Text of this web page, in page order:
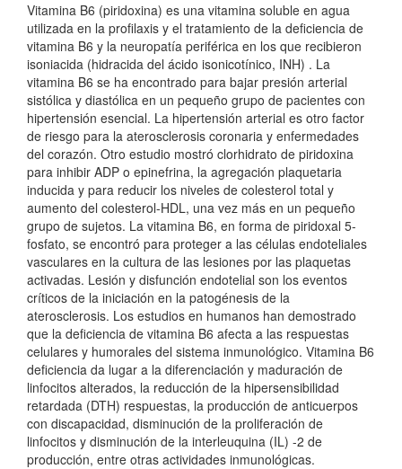
Vitamina B6 (piridoxina) es una vitamina soluble en agua
utilizada en la profilaxis y el tratamiento de la deficiencia de
vitamina B6 y la neuropatía periférica en los que recibieron
isoniacida (hidracida del ácido isonicotínico, INH) . La
vitamina B6 se ha encontrado para bajar presión arterial
sistólica y diastólica en un pequeño grupo de pacientes con
hipertensión esencial. La hipertensión arterial es otro factor
de riesgo para la aterosclerosis coronaria y enfermedades
del corazón. Otro estudio mostró clorhidrato de piridoxina
para inhibir ADP o epinefrina, la agregación plaquetaria
inducida y para reducir los niveles de colesterol total y
aumento del colesterol-HDL, una vez más en un pequeño
grupo de sujetos. La vitamina B6, en forma de piridoxal 5-
fosfato, se encontró para proteger a las células endoteliales
vasculares en la cultura de las lesiones por las plaquetas
activadas. Lesión y disfunción endotelial son los eventos
críticos de la iniciación en la patogénesis de la
aterosclerosis. Los estudios en humanos han demostrado
que la deficiencia de vitamina B6 afecta a las respuestas
celulares y humorales del sistema inmunológico. Vitamina B6
deficiencia da lugar a la diferenciación y maduración de
linfocitos alterados, la reducción de la hipersensibilidad
retardada (DTH) respuestas, la producción de anticuerpos
con discapacidad, disminución de la proliferación de
linfocitos y disminución de la interleuquina (IL) -2 de
producción, entre otras actividades inmunológicas.